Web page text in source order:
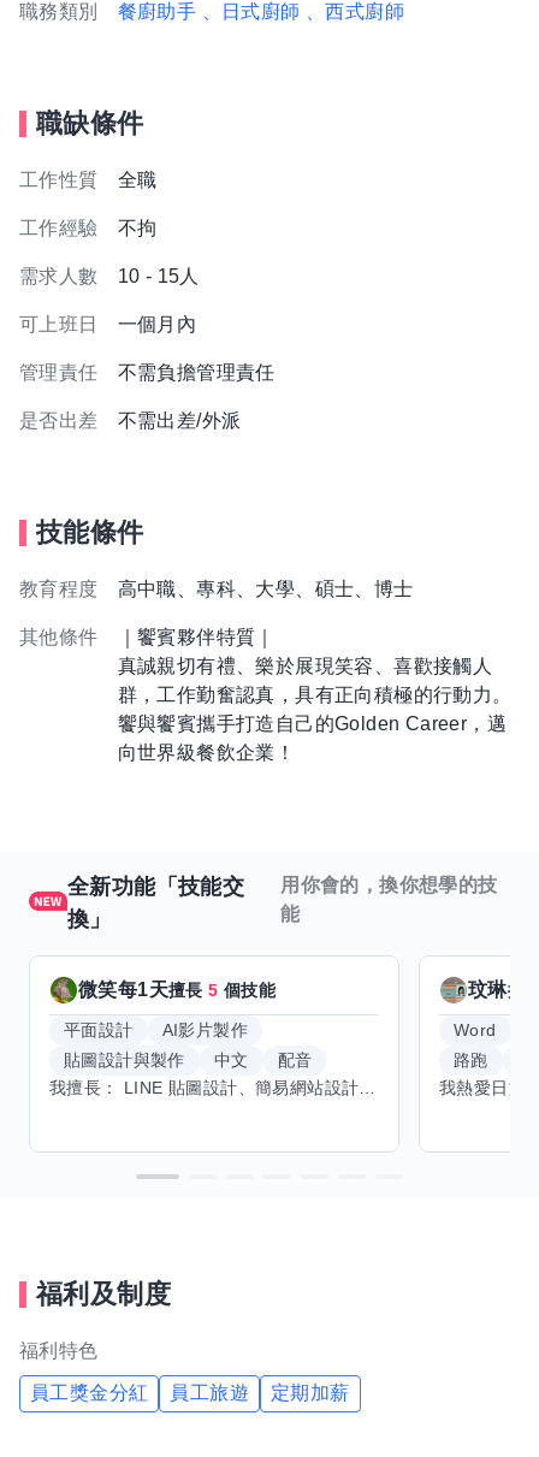
職務類別 餐廚助手 、日式廚師 、西式廚師
職缺條件
工作性質 全職
工作經驗 不拘
需求人數 10 - 15人
可上班日 一個月內
管理責任 不需負擔管理責任
是否出差 不需出差/外派
技能條件
教育程度 高中職、專科、大學、碩士、博士
其他條件
｜饗賓夥伴特質｜
真誠親切有禮、樂於展現笑容、喜歡接觸人
群，工作勤奮認真，具有正向積極的行動力。
饗與饗賓攜手打造自己的Golden Career，邁
向世界級餐飲企業！
全新功能「技能交
換」
用你會的，換你想學的技
能
微笑每1天擅長5 個技能
平面設計
AI影片製作
貼圖設計與製作
中文
配音
玟琳擅
Word
路跑
福利及制度
福利特色
員工獎金分紅 員工旅遊 定期加薪